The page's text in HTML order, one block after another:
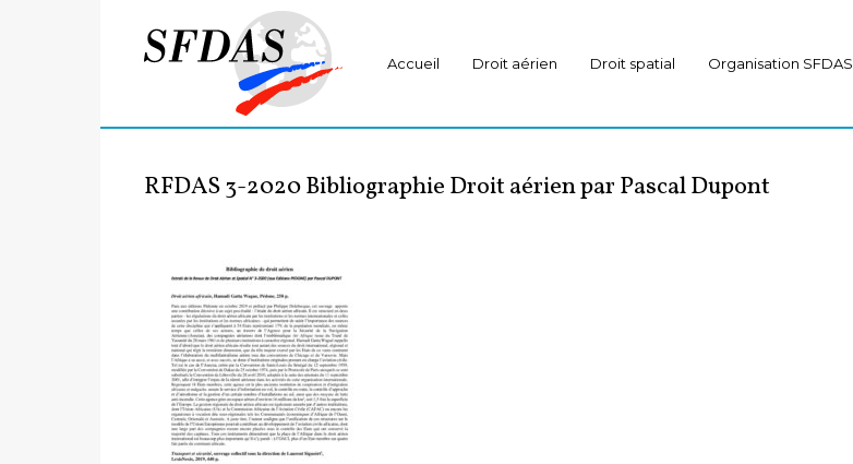
Accueil Droit aérien Droit spatial Organisation SFDAS
RFDAS 3-2020 Bibliographie Droit aérien par Pascal Dupont